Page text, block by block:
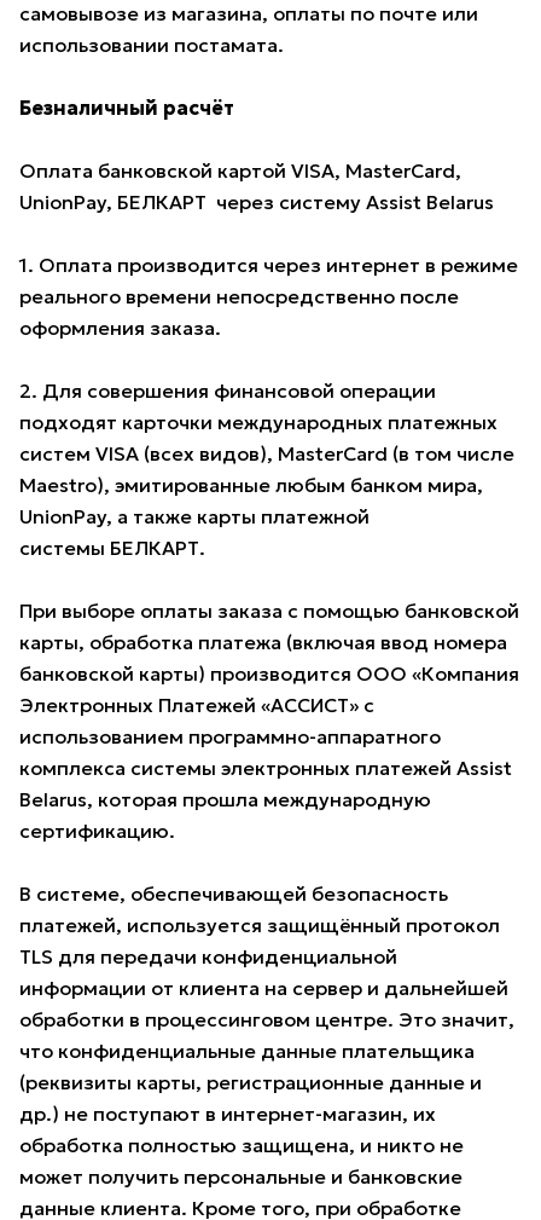
самовывозе из магазина, оплаты по почте или
использовании постамата.
Безналичный расчёт
Оплата банковской картой VISA, MasterCard,
UnionPay, БЕЛКАРТ через систему Assist Belarus
1. Оплата производится через интернет в режиме
реального времени непосредственно после
оформления заказа.
2. Для совершения финансовой операции
подходят карточки международных платежных
систем VISA (всех видов), MasterCard (в том числе
Maestro), эмитированные любым банком мира,
UnionPay, а также карты платежной
системы БЕЛКАРТ.
При выборе оплаты заказа с помощью банковской
карты, обработка платежа (включая ввод номера
банковской карты) производится ООО «Компания
Электронных Платежей «АССИСТ» с
использованием программно-аппаратного
комплекса системы электронных платежей Assist
Belarus, которая прошла международную
сертификацию.
В системе, обеспечивающей безопасность
платежей, используется защищённый протокол
TLS для передачи конфиденциальной
информации от клиента на сервер и дальнейшей
обработки в процессинговом центре. Это значит,
что конфиденциальные данные плательщика
(реквизиты карты, регистрационные данные и
др.) не поступают в интернет-магазин, их
обработка полностью защищена, и никто не
может получить персональные и банковские
данные клиента. Кроме того, при обработке